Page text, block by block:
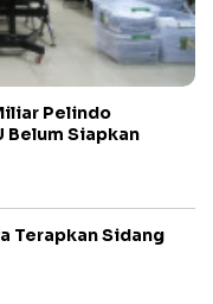
Pelindo
Belum Siapkan
Terapkan Sidang